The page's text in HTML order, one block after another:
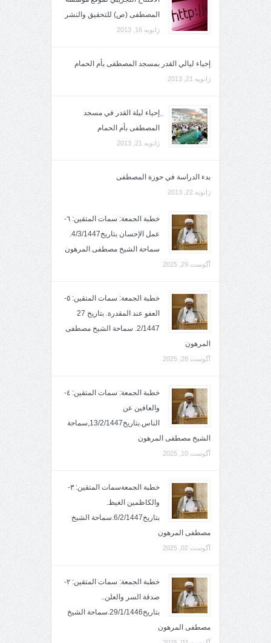
المصطفى (ص) للتحقيق والنشر
ژانویه 16, 2013
إحياء ليالي القدر بمسجد المصطفى بأم الحمام
ژانویه 21, 2013
ِإحياء ليلة القدر في مسجد
المصطفى بأم الحمام
ژانویه 21, 2013
بدء الدراسة في حوزة المصطفى
ژانویه 22, 2013
خطبة الجمعة: سمات المتقين: ٦-
عمل الإحسان بتاريخ4/3/1447.
سماحة الشيخ مصطفى المرهون
آگوست 29, 2025
خطبة الجمعة: سمات المتقين: ٥-
العفو عند المقدرة. بتاريخ 27
2/1447. سماحة الشيخ مصطفى
المرهون
آگوست 28, 2025
خطبة الجمعة: سمات المتقين: ٤-
والعافين عن
الناس.بتاريخ13/2/1447,سماحة
الشيخ مصطفى المرهون
آگوست 10, 2025
خطبة الجمعةسمات المتقين: ٣-
والكاظمين الغيظ.
بتاريخ6/2/1447.سماحة الشيخ
مصطفى المرهون
آگوست 02, 2025
خطبة الجمعة: سمات المتقين: ٢-
صدقة السر والعلن..
بتاريخ29/1/1446.سماحة الشيخ
مصطفى المرهون